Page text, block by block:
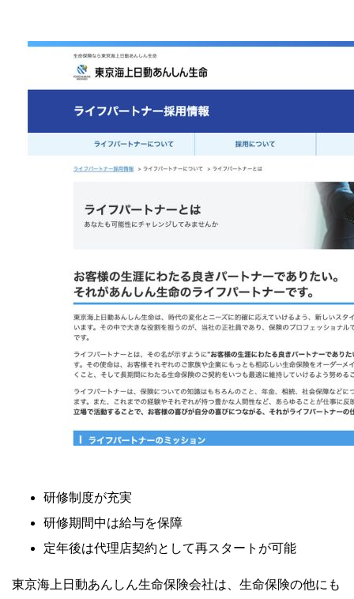
研修制度が充実
研修期間中は給与を保障
定年後は代理店契約として再スタートが可能
東京海上日動あんしん生命保険会社は、生命保険の他にも